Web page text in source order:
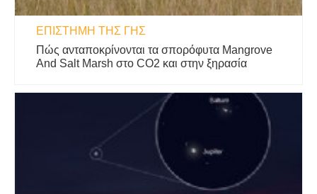
ΕΠΙΣΤΉΜΗ ΤΗΣ ΓΗΣ
Πώς ανταποκρίνονται τα σπορόφυτα Mangrove
And Salt Marsh στο CO2 και στην ξηρασία